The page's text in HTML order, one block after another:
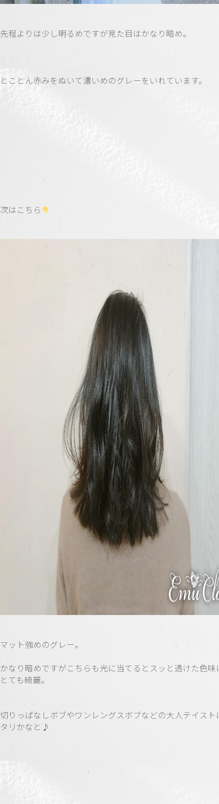
先程よりは少し明るめですが見た目はかなり暗め。
とことん赤みをぬいて濃いめのグレーをいれています。
次はこちら
マット強めのグレー。
かなり暗めですがこちらも光に当てるとスッと透けた色味
とても綺麗。
切りっぱなしボブやワンレングスボブなどの大人テイスト
タリかなと♪